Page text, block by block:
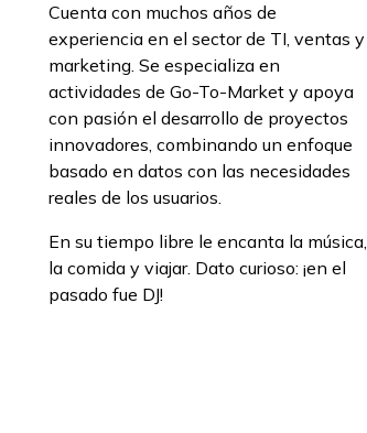
Cuenta con muchos años de
experiencia en el sector de TI, ventas y
marketing. Se especializa en
actividades de Go-To-Market y apoya
con pasión el desarrollo de proyectos
innovadores, combinando un enfoque
basado en datos con las necesidades
reales de los usuarios.
En su tiempo libre le encanta la música,
la comida y viajar. Dato curioso: ¡en el
pasado fue DJ!